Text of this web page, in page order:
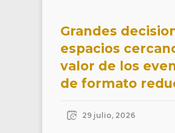
Grandes
espacios
valor de los
de formato
29 julio, 2026